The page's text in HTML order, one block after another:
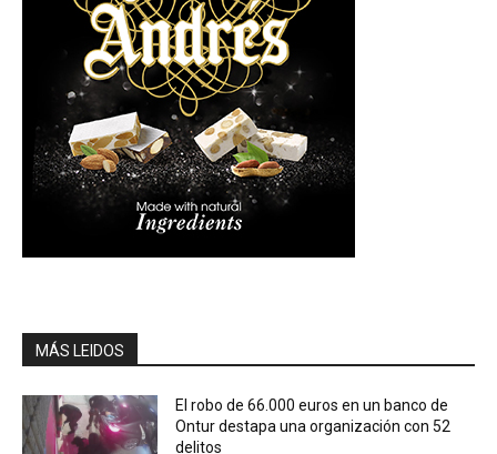
MÁS LEIDOS
El robo de 66.000 euros en un banco de
Ontur destapa una organización con 52
delitos